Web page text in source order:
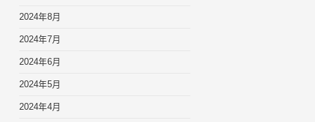
2024年8月
2024年7月
2024年6月
2024年5月
2024年4月